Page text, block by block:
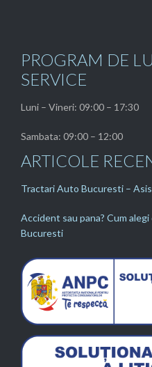
PROGRAM DE
SERVICE
Luni – Vineri: 09:00 – 17:30
Sambata: 09:00 – 12:00
ARTICOLE
Tractari Auto Bucuresti –
Accident sau pana? Cum
Bucuresti